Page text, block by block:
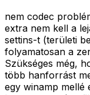
nem codec
extra nem kell a
settins-t (területi
folyamatosan a
Szükséges még,
több hanforrást
egy winamp mellé